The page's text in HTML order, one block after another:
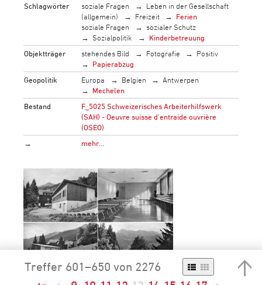
Schlagwörter
soziale Fragen
Leben in der Gesellschaft
(allgemein)
Freizeit
Ferien
soziale Fragen
sozialer Schutz
Sozialpolitik
Kinderbetreuung
Objektträger
stehendes Bild Fotografie
Positiv
Papierabzug
Geopolitik
Europa Belgien
Antwerpen
Mechelen
Bestand
F_5025 Schweizerisches Arbeiterhilfswerk
(SAH) - Oeuvre suisse d'entraide ouvrière
(OSEO)
→
mehr…
Treffer 601–650 von 2276